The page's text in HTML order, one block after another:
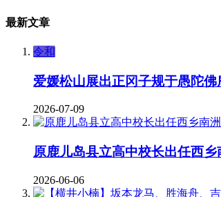
最新文章
令和
爱媛松山展出正冈子规于愚陀
2026-07-09
原鹿儿岛县立高中校长出任西
2026-06-06